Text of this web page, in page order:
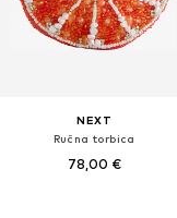
NEXT
Ručna torbica
78,00 €